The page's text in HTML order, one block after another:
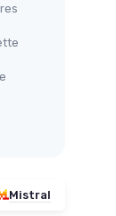
Mistral